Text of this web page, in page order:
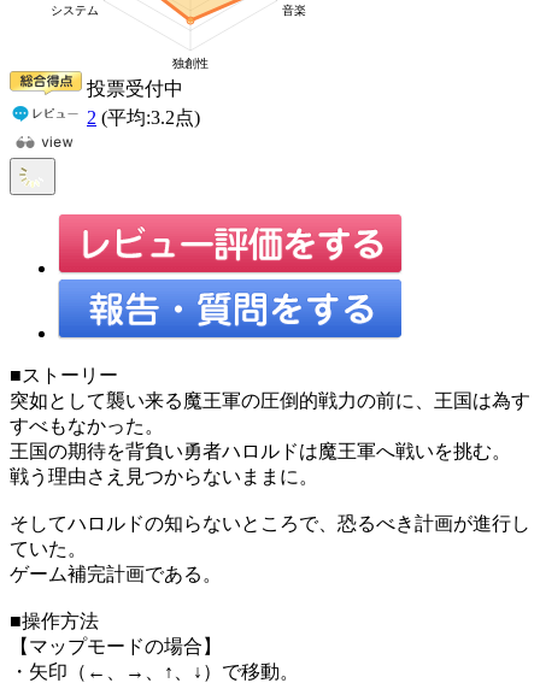
投票受付中
2 (平均:3.2点)
■ストーリー
突如として襲い来る魔王軍の圧倒的戦力の前に、王国は為す
すべもなかった。
王国の期待を背負い勇者ハロルドは魔王軍へ戦いを挑む。
戦う理由さえ見つからないままに。
そしてハロルドの知らないところで、恐るべき計画が進行し
ていた。
ゲーム補完計画である。
■操作方法
【マップモードの場合】
・矢印（←、→、↑、↓）で移動。